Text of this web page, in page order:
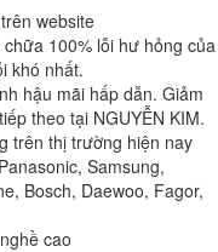
website
100% lỗi hư hỏng của
khó nhất.
hậu mãi hấp dẫn. Giảm
theo tại NGUYỄN KIM.
trên thị trường hiện nay
Samsung,
Bosch, Daewoo, Fagor,
cao